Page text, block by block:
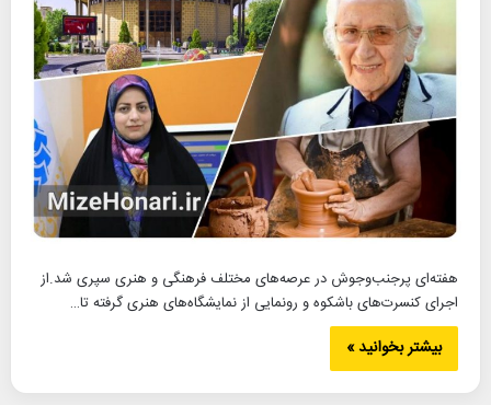
هفته‌ای پرجنب‌وجوش در عرصه‌های مختلف فرهنگی و هنری سپری شد.از
اجرای کنسرت‌های باشکوه و رونمایی از نمایشگاه‌های هنری گرفته تا…
بیشتر بخوانید »